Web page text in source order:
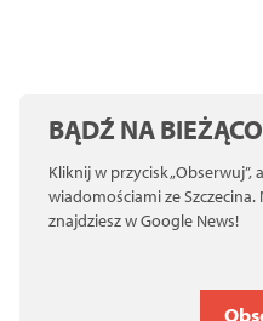
BĄDŹ NA
Kliknij w przycisk „Obserwuj”,
wiadomościami ze
znajdziesz w Google News!